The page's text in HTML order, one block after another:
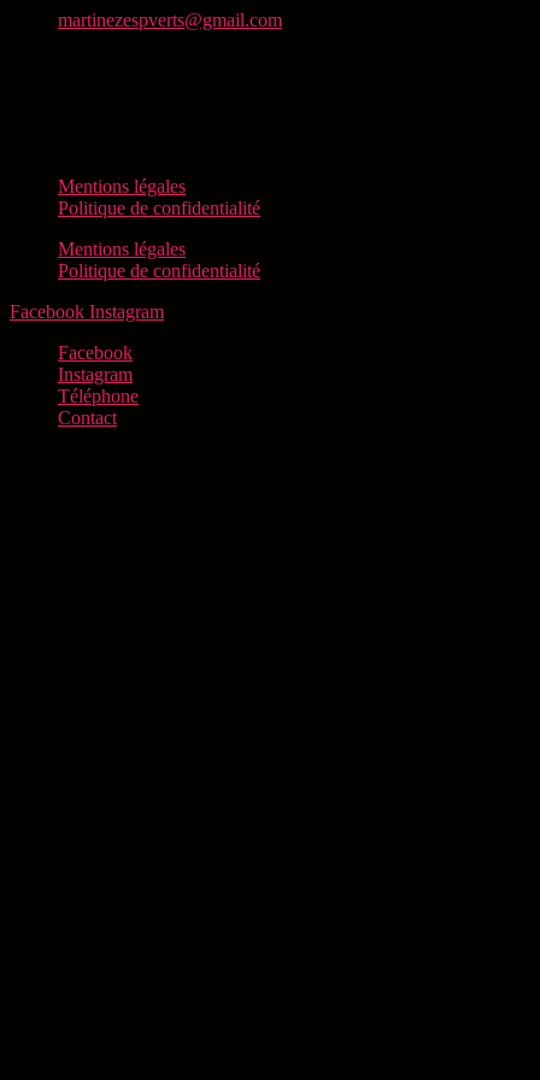
martinezespverts@gmail.com
Mentions légales
Politique de confidentialité
Mentions légales
Politique de confidentialité
Facebook Instagram
Facebook
Instagram
Téléphone
Contact